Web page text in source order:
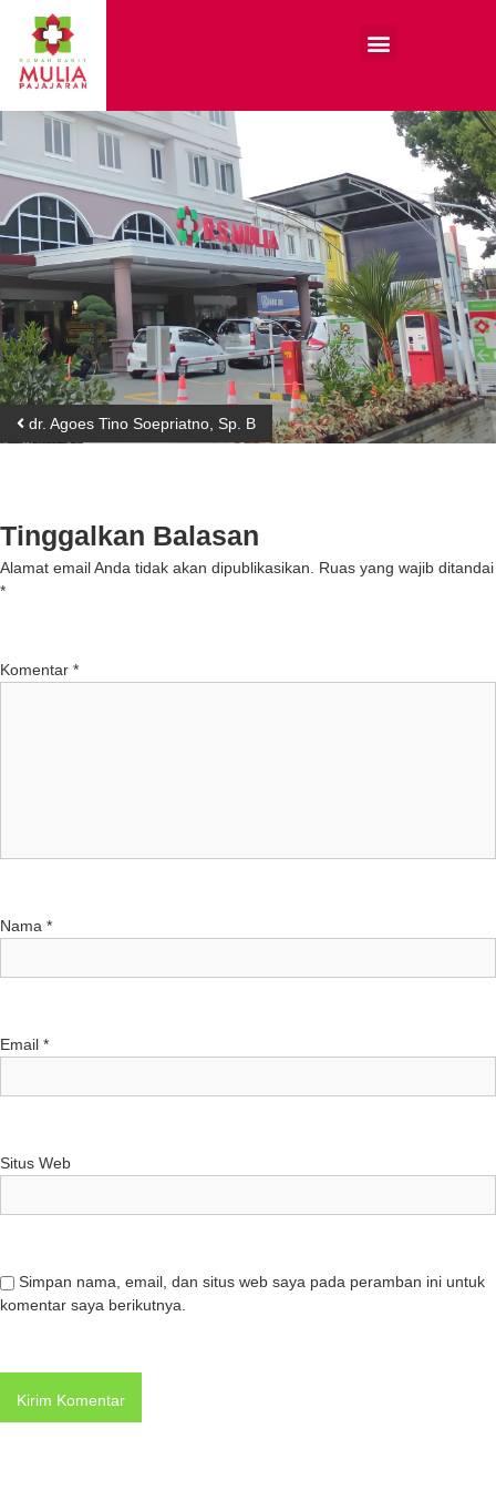
dr. Agoes Tino Soepriatno, Sp. B
Tinggalkan Balasan
Alamat email Anda tidak akan dipublikasikan. Ruas yang wajib ditandai
*
Komentar *
Nama *
Email *
Situs Web
Simpan nama, email, dan situs web saya pada peramban ini untuk
komentar saya berikutnya.